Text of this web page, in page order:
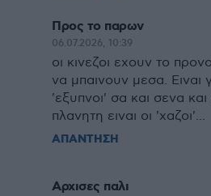
Προς το παρων
06.07.2026, 10:39
οι κινεζοι εχουν το
να μπαινουν μεσα. Ειναι
'εξυπνοι' σα και σενα και
πλανητη ειναι οι 'χαζοι'...
ΑΠΑΝΤΗΣΗ
Αρχισες παλι